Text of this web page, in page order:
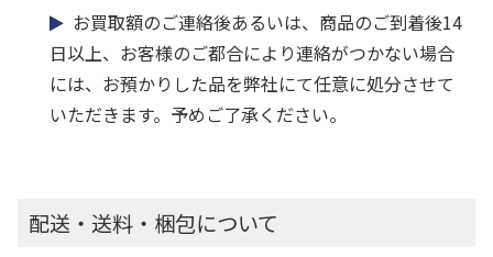
お買取額のご連絡後あるいは、商品のご到着後14
日以上、お客様のご都合により連絡がつかない場合
には、お預かりした品を弊社にて任意に処分させて
いただきます。予めご了承ください。
配送・送料・梱包について